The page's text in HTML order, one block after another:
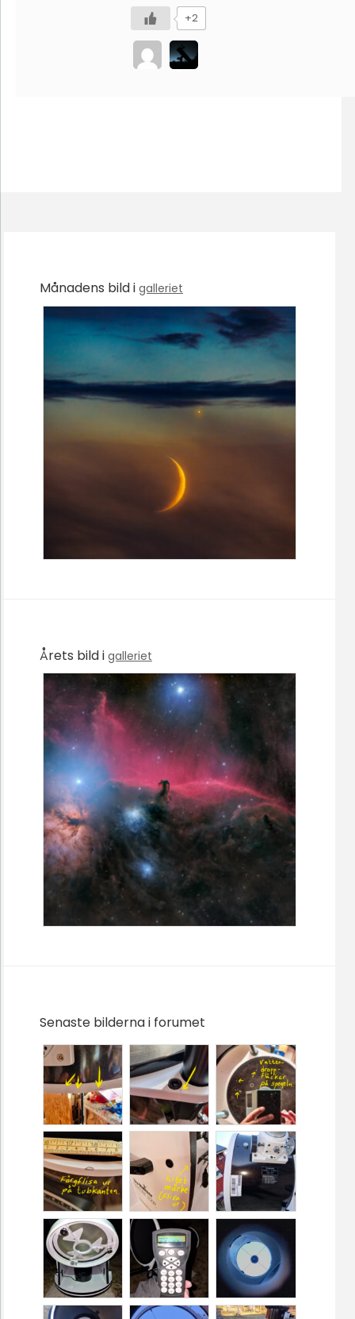
+2
Månadens bild i galleriet
Årets bild i galleriet
Senaste bilderna i forumet